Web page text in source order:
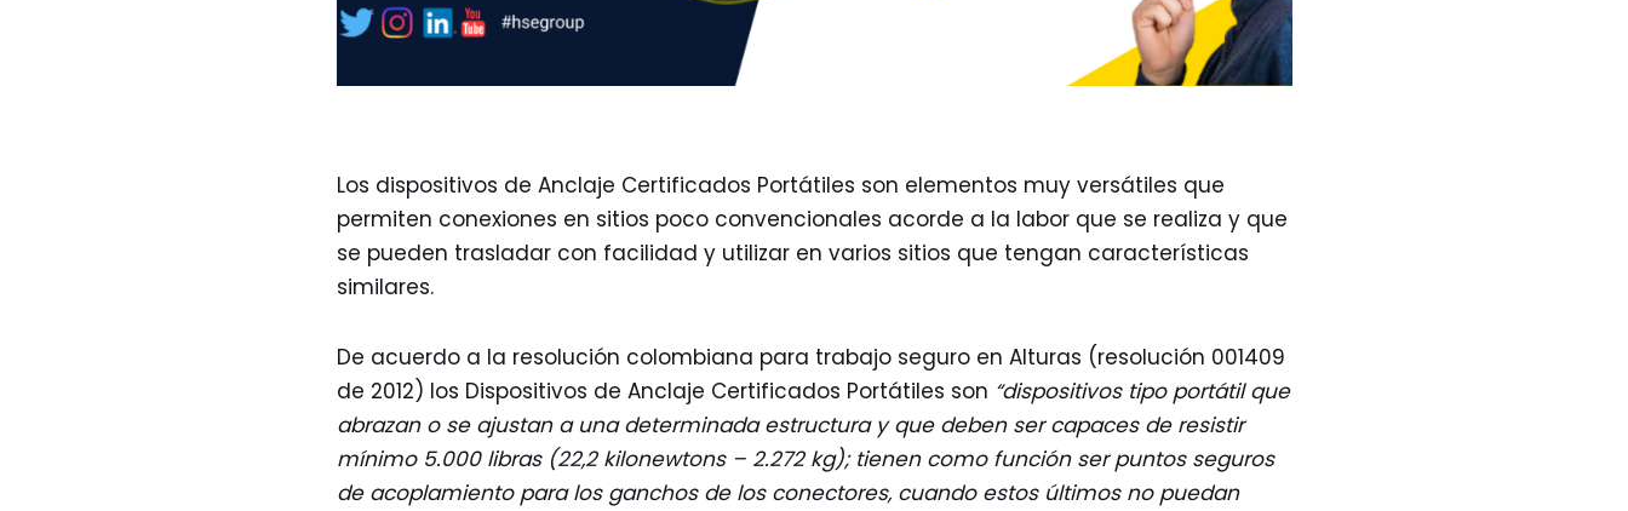
Los dispositivos de Anclaje Certificados Portátiles son elementos muy versátiles que
permiten conexiones en sitios poco convencionales acorde a la labor que se realiza y que
se pueden trasladar con facilidad y utilizar en varios sitios que tengan características
similares.
De acuerdo a la resolución colombiana para trabajo seguro en Alturas (resolución 001409
de 2012) los Dispositivos de Anclaje Certificados Portátiles son “dispositivos tipo portátil que
abrazan o se ajustan a una determinada estructura y que deben ser capaces de resistir
mínimo 5.000 libras (22,2 kilonewtons – 2.272 kg); tienen como función ser puntos seguros
de acoplamiento para los ganchos de los conectores, cuando estos últimos no puedan